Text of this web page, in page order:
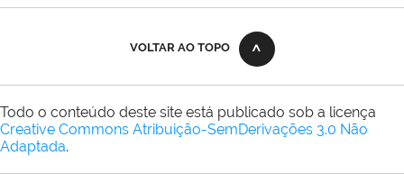
VOLTAR AO TOPO
Todo o conteúdo deste site está publicado sob a licença
Creative Commons Atribuição-SemDerivações 3.0 Não
Adaptada.